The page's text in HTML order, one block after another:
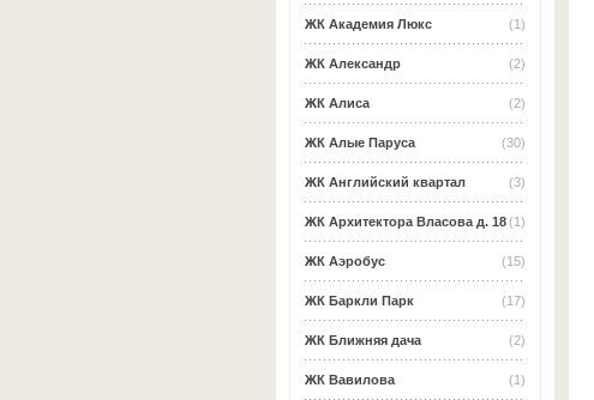
(1)
ЖК Академия Люкс
(2)
ЖК Александр
(2)
ЖК Алиса
(30)
ЖК Алые Паруса
(3)
ЖК Английский квартал
(1)
ЖК Архитектора Власова д. 18
(15)
ЖК Аэробус
(17)
ЖК Баркли Парк
(2)
ЖК Ближняя дача
(1)
ЖК Вавилова